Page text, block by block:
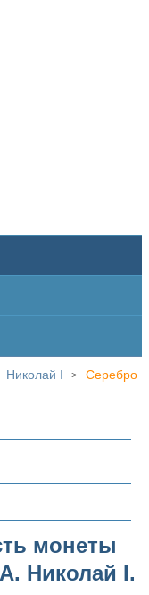
Николай I > Серебро
монеты
Николай I.